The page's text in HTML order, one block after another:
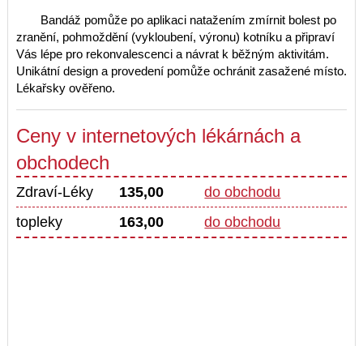
Bandáž pomůže po aplikaci natažením zmírnit bolest po
zranění, pohmoždění (vykloubení, výronu) kotníku a připraví
Vás lépe pro rekonvalescenci a návrat k běžným aktivitám.
Unikátní design a provedení pomůže ochránit zasažené místo.
Lékařsky ověřeno.
Ceny v internetových lékárnách a
obchodech
Zdraví-Léky 135,00
do obchodu
topleky
163,00 do obchodu